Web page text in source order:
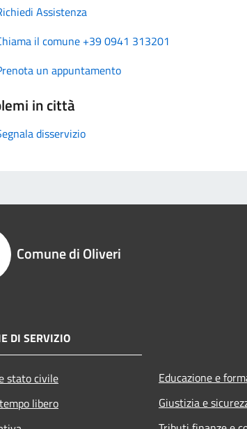
Assistenza
il comune +39 0941 313201
un appuntamento
in città
disservizio
Comune di Oliveri
DI SERVIZIO
stato civile
libero
Educazione e
Giustizia e